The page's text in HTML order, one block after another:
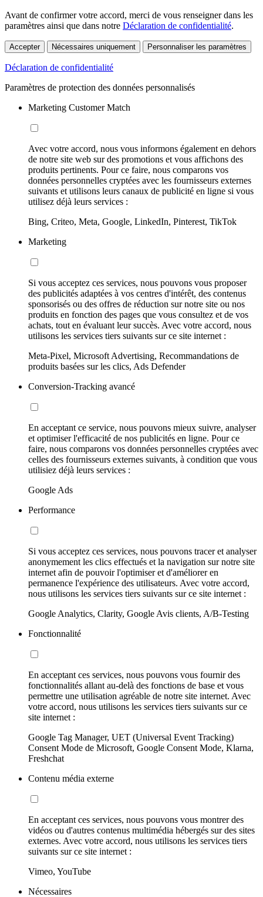
Avant de confirmer votre accord, merci de vous renseigner dans les
paramètres ainsi que dans notre Déclaration de confidentialité.
Accepter Nécessaires uniquement Personnaliser les paramètres
Déclaration de confidentialité
Paramètres de protection des données personnalisés
Marketing Customer Match
Avec votre accord, nous vous informons également en dehors
de notre site web sur des promotions et vous affichons des
produits pertinents. Pour ce faire, nous comparons vos
données personnelles cryptées avec les fournisseurs externes
suivants et utilisons leurs canaux de publicité en ligne si vous
utilisez déjà leurs services :
Bing, Criteo, Meta, Google, LinkedIn, Pinterest, TikTok
Marketing
Si vous acceptez ces services, nous pouvons vous proposer
des publicités adaptées à vos centres d'intérêt, des contenus
sponsorisés ou des offres de réduction sur notre site ou nos
produits en fonction des pages que vous consultez et de vos
achats, tout en évaluant leur succès. Avec votre accord, nous
utilisons les services tiers suivants sur ce site internet :
Meta-Pixel, Microsoft Advertising, Recommandations de
produits basées sur les clics, Ads Defender
Conversion-Tracking avancé
En acceptant ce service, nous pouvons mieux suivre, analyser
et optimiser l'efficacité de nos publicités en ligne. Pour ce
faire, nous comparons vos données personnelles cryptées avec
celles des fournisseurs externes suivants, à condition que vous
utilisiez déjà leurs services :
Google Ads
Performance
Si vous acceptez ces services, nous pouvons tracer et analyser
anonymement les clics effectués et la navigation sur notre site
internet afin de pouvoir l'optimiser et d'améliorer en
permanence l'expérience des utilisateurs. Avec votre accord,
nous utilisons les services tiers suivants sur ce site internet :
Google Analytics, Clarity, Google Avis clients, A/B-Testing
Fonctionnalité
En acceptant ces services, nous pouvons vous fournir des
fonctionnalités allant au-delà des fonctions de base et vous
permettre une utilisation agréable de notre site internet. Avec
votre accord, nous utilisons les services tiers suivants sur ce
site internet :
Google Tag Manager, UET (Universal Event Tracking)
Consent Mode de Microsoft, Google Consent Mode, Klarna,
Freshchat
Contenu média externe
En acceptant ces services, nous pouvons vous montrer des
vidéos ou d'autres contenus multimédia hébergés sur des sites
externes. Avec votre accord, nous utilisons les services tiers
suivants sur ce site internet :
Vimeo, YouTube
Nécessaires